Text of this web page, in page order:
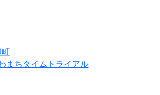
まちタイムトライアル